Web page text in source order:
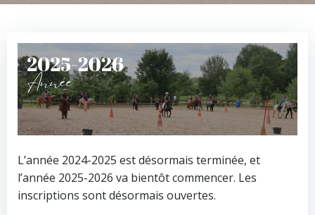
L’année 2024-2025 est désormais terminée, et
l’année 2025-2026 va bientôt commencer. Les
inscriptions sont désormais ouvertes.